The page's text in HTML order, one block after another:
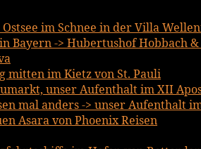
im Schnee in der Villa
Bayern -> Hubertushof Hobbach
mitten im Kietz von St. Pauli
unser Aufenthalt im XII
mal anders -> unser Aufenthalt
Asara von Phoenix Reisen